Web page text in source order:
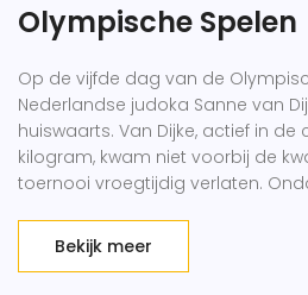
Olympische Spelen
Op de vijfde dag van de
Nederlandse judoka Sanne van
huiswaarts. Van Dijke, actief in de
kilogram, kwam niet voorbij de
toernooi vroegtijdig verlaten.
deelname eindigde. Ze
en bereidt zich voor op
Bekijk meer